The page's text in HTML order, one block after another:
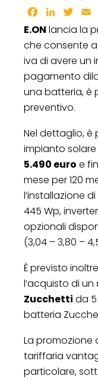
Facebook
LinkedIn
E.ON lancia la
che consente
iva di avere
pagamento
una batteria, è
preventivo.
Nel dettaglio, è
impianto
5.490 euro e
mese per 120
l’installazione
445 Wp,
opzionali
(3,04 – 3,80 –
È previsto
l’acquisto di un
Zucchetti da 5
batteria
La promozione
tariffaria
particolare,